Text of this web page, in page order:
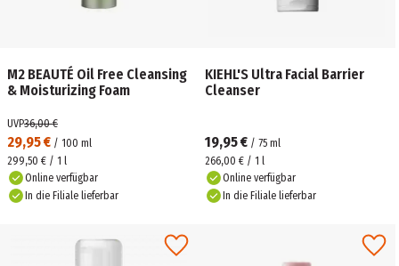
M2 BEAUTÉ Oil Free Cleansing
& Moisturizing Foam
29,95 € / 100 ml
UVP36,00 €
299,50 € / 1 l
Online verfügbar
In die Filiale lieferbar
KIEHL'S Ultra Facial Barrier
Cleanser
19,95 € / 75 ml
266,00 € / 1 l
Online verfügbar
In die Filiale lieferbar